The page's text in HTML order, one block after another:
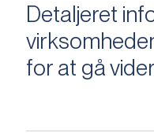
Detaljeret
for at gå